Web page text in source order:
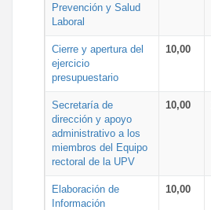
Prevención y Salud
Laboral
Cierre y apertura del
ejercicio
presupuestario
10,00
Secretaría de
dirección y apoyo
administrativo a los
miembros del Equipo
rectoral de la UPV
10,00
Elaboración de
Información
10,00